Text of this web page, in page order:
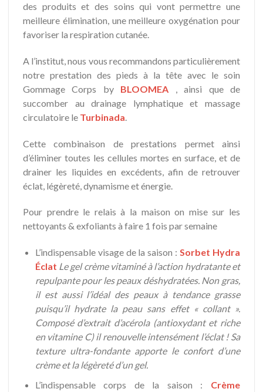
des produits et des soins qui vont permettre une
meilleure élimination, une meilleure oxygénation pour
favoriser la respiration cutanée.
A l’institut, nous vous recommandons particulièrement
notre prestation des pieds à la tête avec le soin
Gommage Corps by BLOOMEA , ainsi que de
succomber au drainage lymphatique et massage
circulatoire le Turbinada.
Cette combinaison de prestations permet ainsi
d’éliminer toutes les cellules mortes en surface, et de
drainer les liquides en excédents, afin de retrouver
éclat, légèreté, dynamisme et énergie.
Pour prendre le relais à la maison on mise sur les
nettoyants & exfoliants à faire 1 fois par semaine
L’indispensable visage de la saison :Sorbet Hydra
Éclat Le gel crème vitaminé à l’action hydratante et
repulpante pour les peaux déshydratées. Non gras,
il est aussi l’idéal des peaux à tendance grasse
puisqu’il hydrate la peau sans effet « collant ».
Composé d’extrait d’acérola (antioxydant et riche
en vitamine C) il renouvelle intensément l’éclat ! Sa
texture ultra-fondante apporte le confort d’une
crème et la légèreté d’un gel.
L’indispensable corps de la saison : Crème